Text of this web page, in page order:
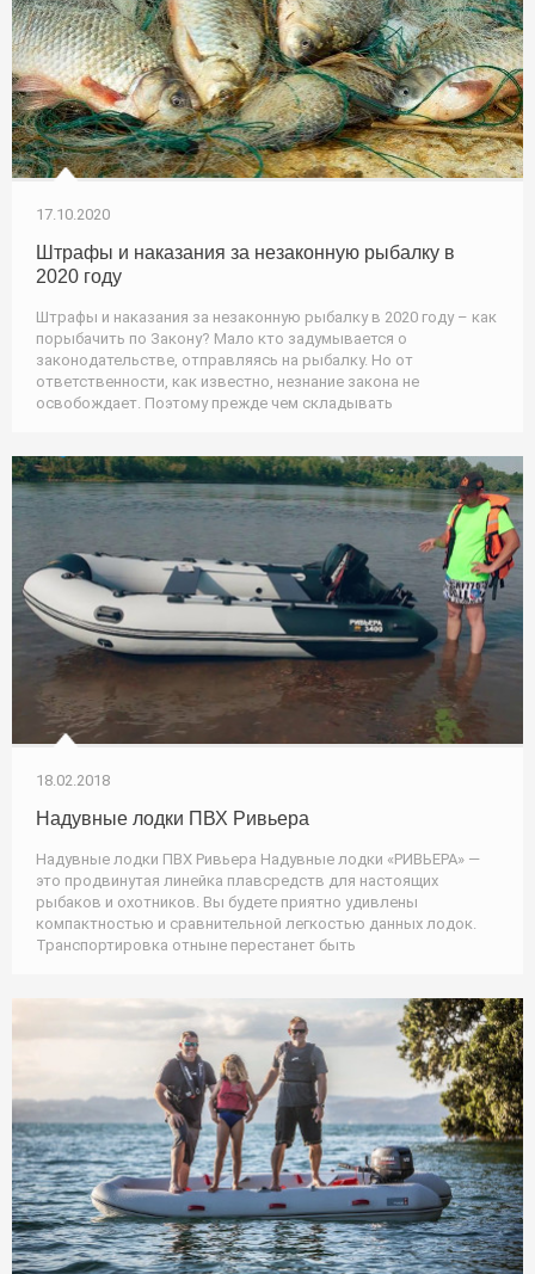
17.10.2020
Штрафы и наказания за незаконную рыбалку в
2020 году
Штрафы и наказания за незаконную рыбалку в 2020 году – как
порыбачить по Закону? Мало кто задумывается о
законодательстве, отправляясь на рыбалку. Но от
ответственности, как известно, незнание закона не
освобождает. Поэтому прежде чем складывать
18.02.2018
Надувные лодки ПВХ Ривьера
Надувные лодки ПВХ Ривьера Надувные лодки «РИВЬЕРА» —
это продвинутая линейка плавсредств для настоящих
рыбаков и охотников. Вы будете приятно удивлены
компактностью и сравнительной легкостью данных лодок.
Транспортировка отныне перестанет быть